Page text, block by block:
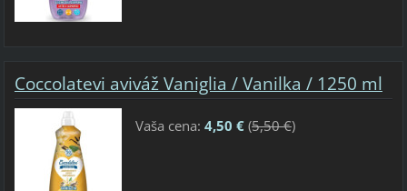
Coccolatevi aviváž Vaniglia / Vanilka / 1250 ml
Vaša cena: 4,50 €(5,50 €)